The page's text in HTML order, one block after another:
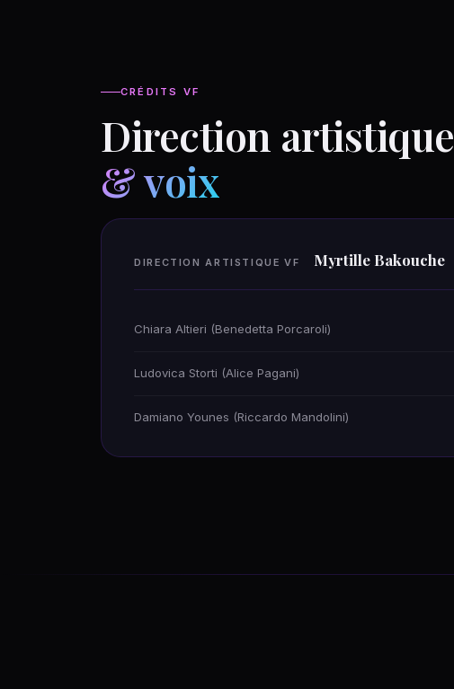
CRÉDITS VF
Direction artistique
& voix
DIRECTION ARTISTIQUE VF Myrtille Bakouche
Chiara Altieri (Benedetta Porcaroli)
Ludovica Storti (Alice Pagani)
Damiano Younes (Riccardo Mandolini)